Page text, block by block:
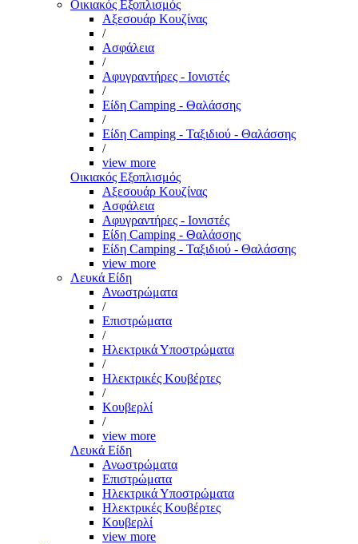
Οικιακός Εξοπλισμός
Αξεσουάρ Κουζίνας
/
Ασφάλεια
/
Αφυγραντήρες - Ιονιστές
/
Είδη Camping - Θαλάσσης
/
Είδη Camping - Ταξιδιού - Θαλάσσης
/
view more
Οικιακός Εξοπλισμός
Αξεσουάρ Κουζίνας
Ασφάλεια
Αφυγραντήρες - Ιονιστές
Είδη Camping - Θαλάσσης
Είδη Camping - Ταξιδιού - Θαλάσσης
view more
Λευκά Είδη
Ανωστρώματα
/
Επιστρώματα
/
Ηλεκτρικά Υποστρώματα
/
Ηλεκτρικές Κουβέρτες
/
Κουβερλί
/
view more
Λευκά Είδη
Ανωστρώματα
Επιστρώματα
Ηλεκτρικά Υποστρώματα
Ηλεκτρικές Κουβέρτες
Κουβερλί
view more